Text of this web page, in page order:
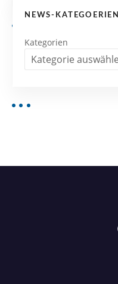
NEWS-KATEGOERIEN
Kategorien